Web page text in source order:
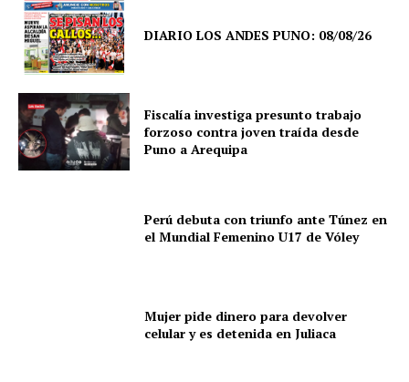
SUSCRIBETE
Diario los Andes
DIARIO LOS ANDES PUNO: 08/08/26
Fiscalía investiga presunto trabajo
forzoso contra joven traída desde
Puno a Arequipa
Perú debuta con triunfo ante Túnez en
el Mundial Femenino U17 de Vóley
Mujer pide dinero para devolver
celular y es detenida en Juliaca